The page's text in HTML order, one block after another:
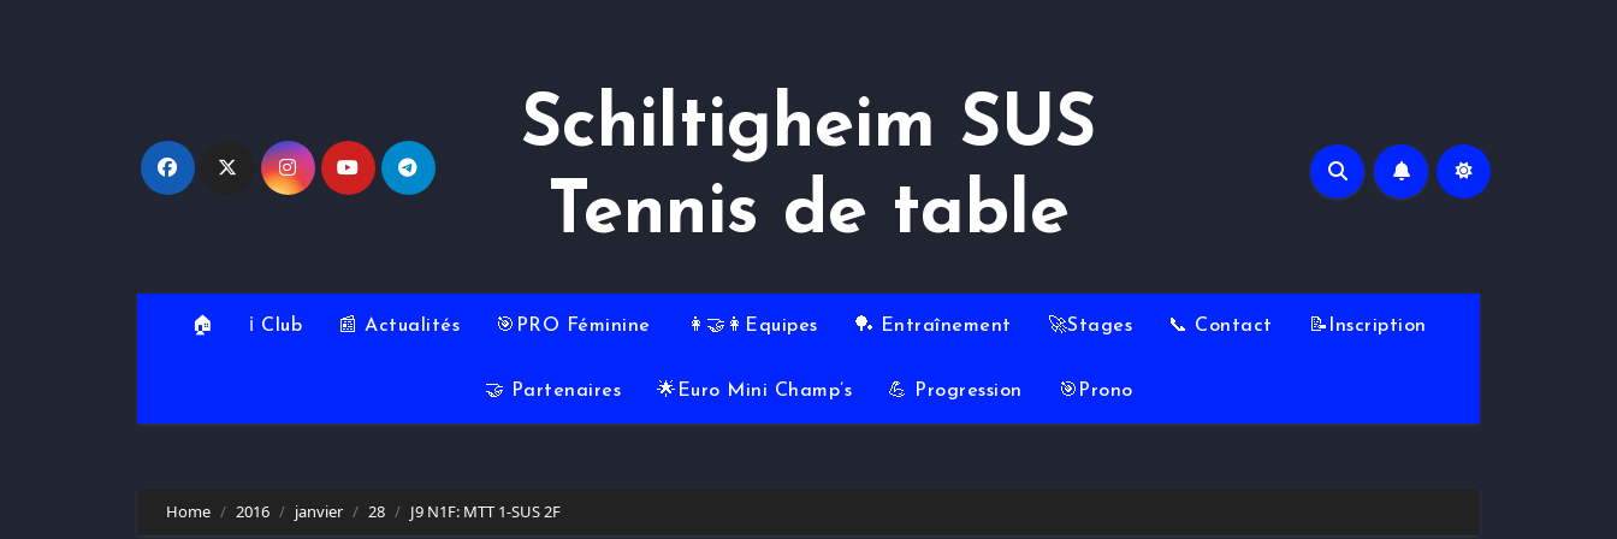
Schiltigheim SUS
Tennis de table
🏠 ℹ️ Club 📰 Actualités 🎯PRO Féminine 👩‍🤝‍👩Equipes 🏓 Entraînement 🚀Stages 📞 Contact 📝Inscription
🤝 Partenaires 🌟Euro Mini Champ’s 💪 Progression 🎯Prono
Home 2016 janvier 28 J9 N1F: MTT 1-SUS 2F